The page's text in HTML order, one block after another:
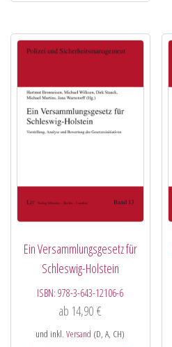
Ein Versammlungsgesetz für
Schleswig-Holstein
ISBN:978-3-643-12106-6
ab 14,90€
und inkl.Versand (D, A, CH)